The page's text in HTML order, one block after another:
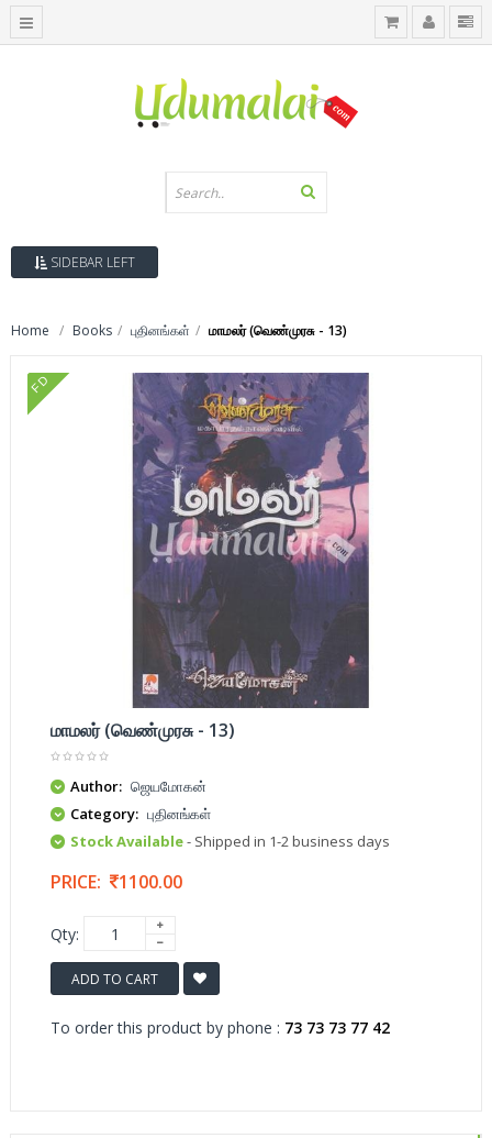
SIDEBAR LEFT
Home Books புதினங்கள் மாமலர் (வெண்முரசு - 13)
FD
மாமலர் (வெண்முரசு - 13)
Author: ஜெயமோகன்
Category: புதினங்கள்
Stock Available- Shipped in 1-2 business days
PRICE: 1100.00
Qty:
ADD TO CART
To order this product by phone : 73 73 73 77 42